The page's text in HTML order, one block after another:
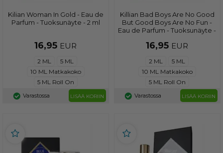
Kilian Woman In Gold - Eau de
Parfum - Tuoksunäyte - 2 ml
16,95 EUR
2 ML
5 ML
10 ML Matkakoko
5 ML Roll On
Varastossa LISÄÄ KORIIN
Killian Bad Boys Are No Good
But Good Boys Are No Fun -
Eau de Parfum - Tuoksunäyte -
16,95 EUR
2 ML
5 ML
10 ML Matkakoko
5 ML Roll On
Varastossa LISÄÄ KORIIN